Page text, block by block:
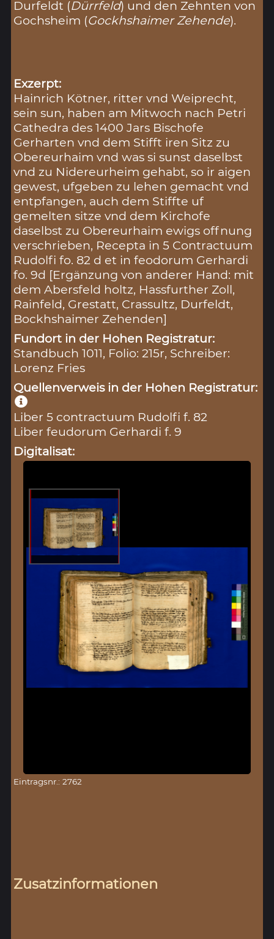
Durfeldt (Dürrfeld) und den Zehnten von
Gochsheim (Gockhshaimer Zehende).
Exzerpt:
Hainrich Kötner, ritter vnd Weiprecht,
sein sun, haben am Mitwoch nach Petri
Cathedra des 1400 Jars Bischofe
Gerharten vnd dem Stifft iren Sitz zu
Obereurhaim vnd was si sunst daselbst
vnd zu Nidereurheim gehabt, so ir aigen
gewest, ufgeben zu lehen gemacht vnd
entpfangen, auch dem Stiffte uf
gemelten sitze vnd dem Kirchofe
daselbst zu Obereurhaim ewigs offnung
verschrieben, Recepta in 5 Contractuum
Rudolfi fo. 82 d et in feodorum Gerhardi
fo. 9d [Ergänzung von anderer Hand: mit
dem Abersfeld holtz, Hassfurther Zoll,
Rainfeld, Grestatt, Crassultz, Durfeldt,
Bockhshaimer Zehenden]
Fundort in der Hohen Registratur:
Standbuch 1011, Folio: 215r, Schreiber:
Lorenz Fries
Quellenverweis in der Hohen Registratur:
Liber 5 contractuum Rudolfi f. 82
Liber feudorum Gerhardi f. 9
Digitalisat:
Eintragsnr.: 2762
Zusatzinformationen